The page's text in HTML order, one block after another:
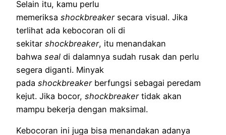
Selain itu, kamu perlu
memeriksa shockbreakersecara visual. Jika
terlihat ada kebocoran oli di
sekitar shockbreaker, itu menandakan
bahwa seal di dalamnya sudah rusak dan perlu
segera diganti. Minyak
pada shockbreakerberfungsi sebagai peredam
kejut. Jika bocor, shockbreakertidak akan
mampu bekerja dengan maksimal.
Kebocoran ini juga bisa menandakan adanya